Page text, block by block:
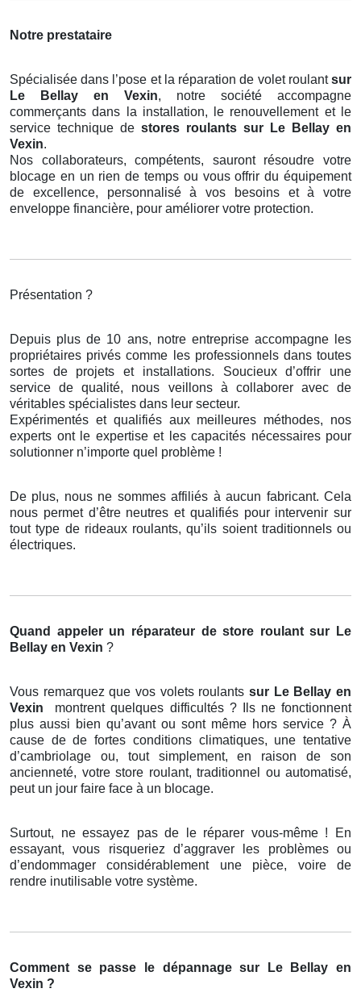
Notre prestataire
Spécialisée dans l’pose et la réparation de volet roulantsur
Le Bellay en Vexin, notre société accompagne
commerçants dans la installation, le renouvellement et le
service technique de stores roulants sur Le Bellay en
Vexin.
Nos collaborateurs, compétents, sauront résoudre votre
blocage en un rien de temps ou vous offrir du équipement
de excellence, personnalisé à vos besoins et à votre
enveloppe financière, pour améliorer votre protection.
Présentation ?
Depuis plus de 10 ans, notre entreprise accompagne les
propriétaires privés comme les professionnels dans toutes
sortes de projets et installations. Soucieux d’offrir une
service de qualité, nous veillons à collaborer avec de
véritables spécialistes dans leur secteur.
Expérimentés et qualifiés aux meilleures méthodes, nos
experts ont le expertise et les capacités nécessaires pour
solutionner n’importe quel problème !
De plus, nous ne sommes affiliés à aucun fabricant. Cela
nous permet d’être neutres et qualifiés pour intervenir sur
tout type de rideaux roulants, qu’ils soient traditionnels ou
électriques.
Quand appeler un réparateur de store roulant sur Le
Bellay en Vexin ?
Vous remarquez que vos volets roulants sur Le Bellay en
Vexin
montrent quelques difficultés ? Ils ne fonctionnent
plus aussi bien qu’avant ou sont même hors service ? À
cause de de fortes conditions climatiques, une tentative
d’cambriolage ou, tout simplement, en raison de son
ancienneté, votre store roulant, traditionnel ou automatisé,
peut un jour faire face à un blocage.
Surtout, ne essayez pas de le réparer vous-même ! En
essayant, vous risqueriez d’aggraver les problèmes ou
d’endommager considérablement une pièce, voire de
rendre inutilisable votre système.
Comment se passe le dépannage sur Le Bellay en
Vexin ?